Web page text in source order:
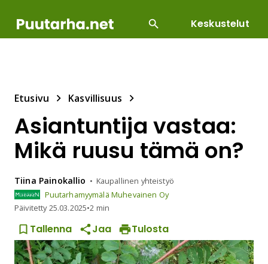
Keskustelut
Etusivu Kasvillisuus
Asiantuntija vastaa:
Mikä ruusu tämä on?
Tiina Painokallio
Kaupallinen yhteistyö
Puutarhamyymälä Muhevainen Oy
Päivitetty25.03.2025•2 min
Tallenna Jaa Tulosta